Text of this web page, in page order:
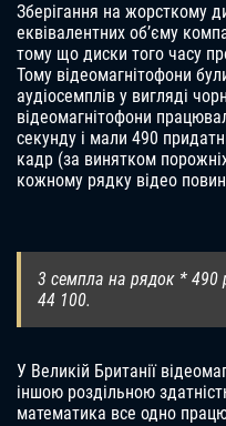
Зберігання на жорсткому
еквівалентних об’єму
тому що диски того часу
Тому відеомагнітофони
аудіосемплів у вигляді
відеомагнітофони
секунду і мали 490
кадр (за винятком
кожному рядку відео
3 семпла на рядок * 490
44 100.
У Великій Британії
іншою роздільною
математика все одно